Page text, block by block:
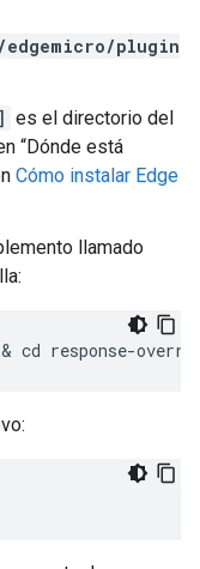
plugin
es el directorio del
“Dónde está
Cómo instalar Edge
llamado
cd response-